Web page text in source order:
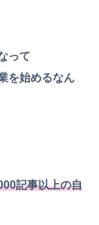
って
を始めるなん
記事以上の自